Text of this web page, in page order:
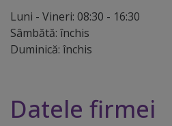
Luni - Vineri: 08:30 - 16:30
Sâmbătă: închis
Duminică: închis
Datele firmei